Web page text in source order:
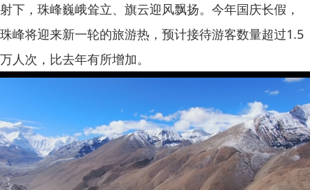
射下，珠峰巍峨耸立、旗云迎风飘扬。今年国庆长假，
珠峰将迎来新一轮的旅游热，预计接待游客数量超过1.5
万人次，比去年有所增加。